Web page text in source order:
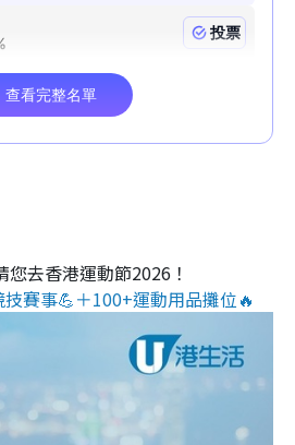
您去香港運動節2026！
賽事💪＋100+運動用品攤位🔥